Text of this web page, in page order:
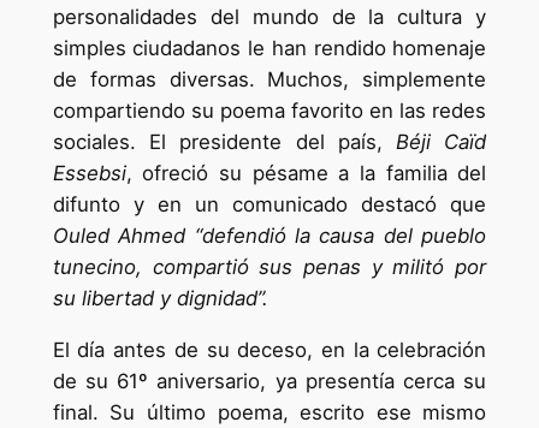
personalidades del mundo de la cultura y
simples ciudadanos le han rendido homenaje
de formas diversas. Muchos, simplemente
compartiendo su poema favorito en las redes
sociales. El presidente del país, Béji Caïd
Essebsi, ofreció su pésame a la familia del
difunto y en un comunicado destacó que
Ouled Ahmed “defendió la causa del pueblo
tunecino, compartió sus penas y militó por
su libertad y dignidad”.
El día antes de su deceso, en la celebración
de su 61º aniversario, ya presentía cerca su
final. Su último poema, escrito ese mismo